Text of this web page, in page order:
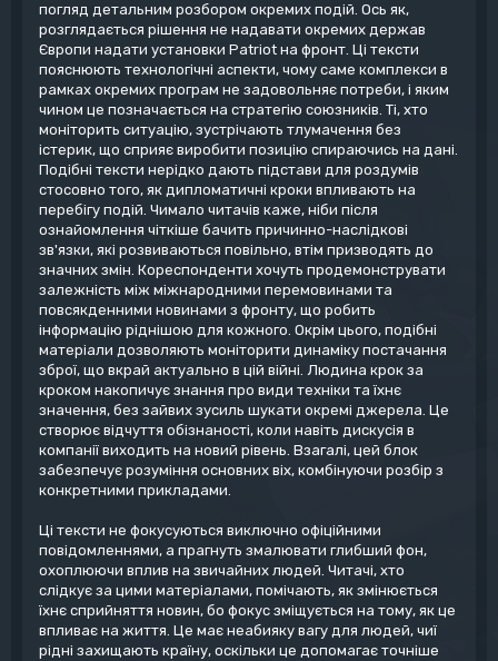
погляд детальним розбором окремих подій. Ось як,
розглядається рішення не надавати окремих держав
Європи надати установки Patriot на фронт. Ці тексти
пояснюють технологічні аспекти, чому саме комплекси в
рамках окремих програм не задовольняє потреби, і яким
чином це позначається на стратегію союзників. Ті, хто
моніторить ситуацію, зустрічають тлумачення без
істерик, що сприяє виробити позицію спираючись на дані.
Подібні тексти нерідко дають підстави для роздумів
стосовно того, як дипломатичні кроки впливають на
перебігу подій. Чимало читачів каже, ніби після
ознайомлення чіткіше бачить причинно-наслідкові
зв'язки, які розвиваються повільно, втім призводять до
значних змін. Кореспонденти хочуть продемонструвати
залежність між міжнародними перемовинами та
повсякденними новинами з фронту, що робить
інформацію ріднішою для кожного. Окрім цього, подібні
матеріали дозволяють моніторити динаміку постачання
зброї, що вкрай актуально в цій війні. Людина крок за
кроком накопичує знання про види техніки та їхнє
значення, без зайвих зусиль шукати окремі джерела. Це
створює відчуття обізнаності, коли навіть дискусія в
компанії виходить на новий рівень. Взагалі, цей блок
забезпечує розуміння основних віх, комбінуючи розбір з
конкретними прикладами.
Ці тексти не фокусуються виключно офіційними
повідомленнями, а прагнуть змалювати глибший фон,
охоплюючи вплив на звичайних людей. Читачі, хто
слідкує за цими матеріалами, помічають, як змінюється
їхнє сприйняття новин, бо фокус зміщується на тому, як це
впливає на життя. Це має неабияку вагу для людей, чиї
рідні захищають країну, оскільки це допомагає точніше